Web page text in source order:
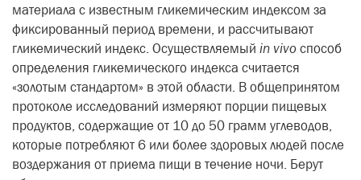
материала с известным гликемическим индексом за
фиксированный период времени, и рассчитывают
гликемический индекс. Осуществляемый in vivoспособ
определения гликемического индекса считается
«золотым стандартом» в этой области. В общепринятом
протоколе исследований измеряют порции пищевых
продуктов, содержащие от 10 до 50 грамм углеводов,
которые потребляют 6 или более здоровых людей после
воздержания от приема пищи в течение ночи. Берут